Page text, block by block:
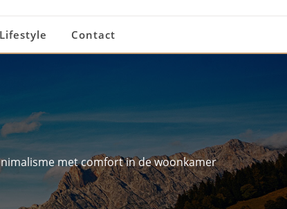
Lifestyle Contact
met comfort in de woonkamer